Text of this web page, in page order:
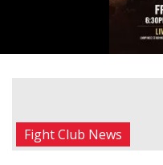
Η Αντωνία
Πρίφτη στο
Fight Club News